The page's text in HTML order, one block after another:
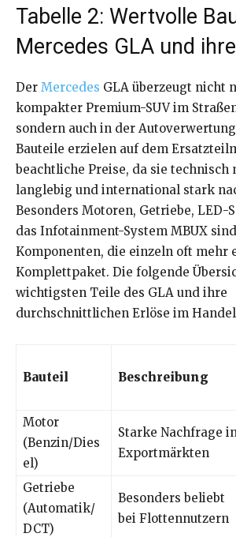
Tabelle 2: Wertvolle
Mercedes GLA und
Der Mercedes GLA überzeugt nicht
kompakter Premium-SUV im
sondern auch in der
Bauteile erzielen auf dem
beachtliche Preise, da sie technisch
langlebig und international stark
Besonders Motoren, Getriebe, LED-
das Infotainment-System MBUX
Komponenten, die einzeln oft mehr
Komplettpaket. Die folgende
wichtigsten Teile des GLA und ihre
durchschnittlichen Erlöse im
Bauteil Beschreibung
Motor
(Benzin/Dies
el)
Starke Nachfrage
Exportmärkten
Getriebe
(Automatik/
DCT)
Besonders beliebt
bei Flottennutzern